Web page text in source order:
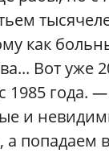
как
Вот уже
1985 года. —
и
а попадаем